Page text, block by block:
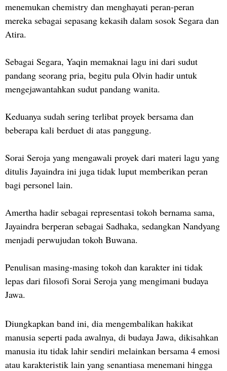
menemukan chemistry dan menghayati peran-peran
mereka sebagai sepasang kekasih dalam sosok Segara dan
Atira.
Sebagai Segara, Yaqin memaknai lagu ini dari sudut
pandang seorang pria, begitu pula Olvin hadir untuk
mengejawantahkan sudut pandang wanita.
Keduanya sudah sering terlibat proyek bersama dan
beberapa kali berduet di atas panggung.
Sorai Seroja yang mengawali proyek dari materi lagu yang
ditulis Jayaindra ini juga tidak luput memberikan peran
bagi personel lain.
Amertha hadir sebagai representasi tokoh bernama sama,
Jayaindra berperan sebagai Sadhaka, sedangkan Nandyang
menjadi perwujudan tokoh Buwana.
Penulisan masing-masing tokoh dan karakter ini tidak
lepas dari filosofi Sorai Seroja yang mengimani budaya
Jawa.
Diungkapkan band ini, dia mengembalikan hakikat
manusia seperti pada awalnya, di budaya Jawa, dikisahkan
manusia itu tidak lahir sendiri melainkan bersama 4 emosi
atau karakteristik lain yang senantiasa menemani hingga